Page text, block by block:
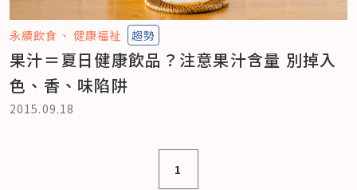
永續飲食 健康福祉 趨勢
果汁＝夏日健康飲品？注意果汁含量 別掉入
色、香、味陷阱
2015.09.18
1